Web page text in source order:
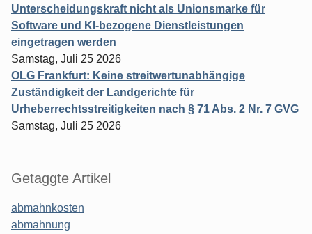
Unterscheidungskraft nicht als Unionsmarke für
Software und KI-bezogene Dienstleistungen
eingetragen werden
Samstag, Juli 25 2026
OLG Frankfurt: Keine streitwertunabhängige
Zuständigkeit der Landgerichte für
Urheberrechtsstreitigkeiten nach § 71 Abs. 2 Nr. 7 GVG
Samstag, Juli 25 2026
Getaggte Artikel
abmahnkosten
abmahnung